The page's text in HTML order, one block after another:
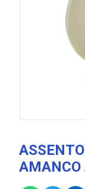
AMANCO